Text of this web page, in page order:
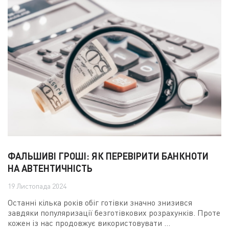
ФАЛЬШИВІ ГРОШІ: ЯК ПЕРЕВІРИТИ БАНКНОТИ
НА АВТЕНТИЧНІСТЬ
19 Листопада 2024
Останні кілька років обіг готівки значно знизився
завдяки популяризації безготівкових розрахунків. Проте
кожен із нас продовжує використовувати ...